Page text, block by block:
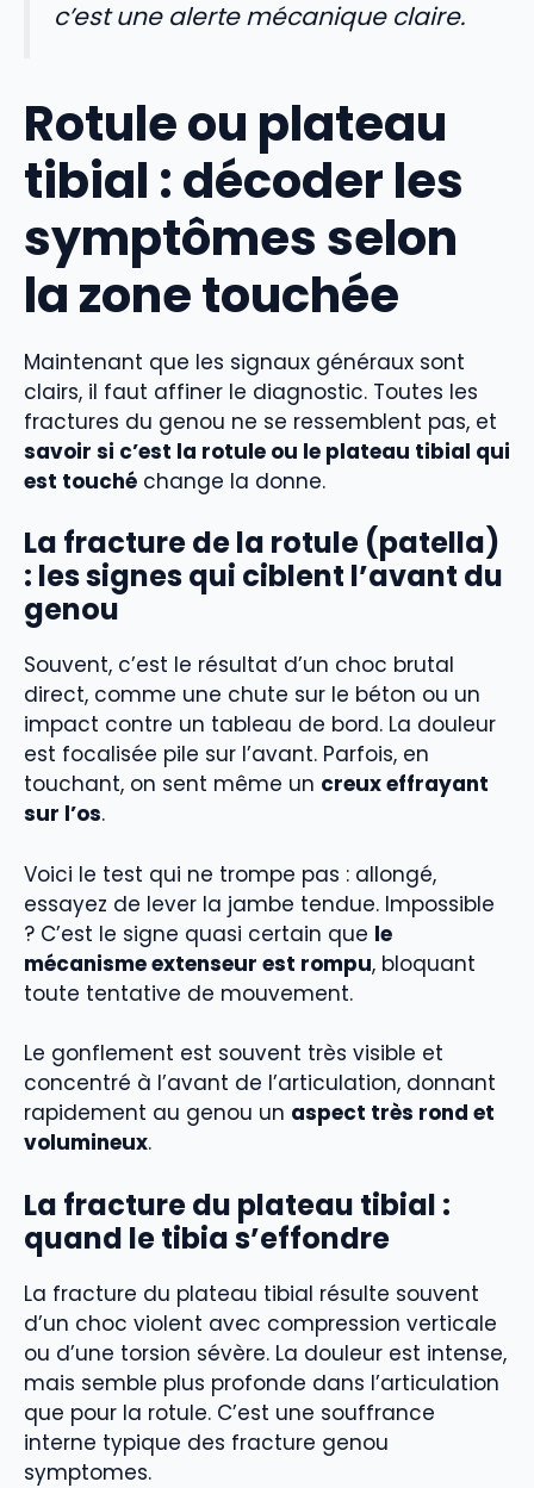
c’est une alerte mécanique claire.
Rotule ou plateau
tibial : décoder les
symptômes selon
la zone touchée
Maintenant que les signaux généraux sont
clairs, il faut affiner le diagnostic. Toutes les
fractures du genou ne se ressemblent pas, et
savoir si c’est la rotule ou le plateau tibial qui
est touché change la donne.
La fracture de la rotule (patella)
: les signes qui ciblent l’avant du
genou
Souvent, c’est le résultat d’un choc brutal
direct, comme une chute sur le béton ou un
impact contre un tableau de bord. La douleur
est focalisée pile sur l’avant. Parfois, en
touchant, on sent même un creux effrayant
sur l’os.
Voici le test qui ne trompe pas : allongé,
essayez de lever la jambe tendue. Impossible
? C’est le signe quasi certain que le
mécanisme extenseur est rompu, bloquant
toute tentative de mouvement.
Le gonflement est souvent très visible et
concentré à l’avant de l’articulation, donnant
rapidement au genou un aspect très rond et
volumineux.
La fracture du plateau tibial :
quand le tibia s’effondre
La fracture du plateau tibial résulte souvent
d’un choc violent avec compression verticale
ou d’une torsion sévère. La douleur est intense,
mais semble plus profonde dans l’articulation
que pour la rotule. C’est une souffrance
interne typique des fracture genou
symptomes.